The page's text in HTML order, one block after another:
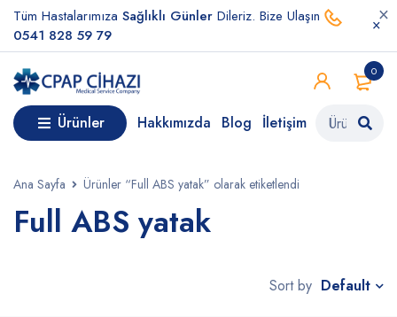
Tüm Hastalarımıza Sağlıklı Günler Dileriz. Bize Ulaşın
0541 828 59 79
0
Ürünler Hakkımızda Blog İletişim
Ana Sayfa Ürünler “Full ABS yatak” olarak etiketlendi
Full ABS yatak
Sort by Default